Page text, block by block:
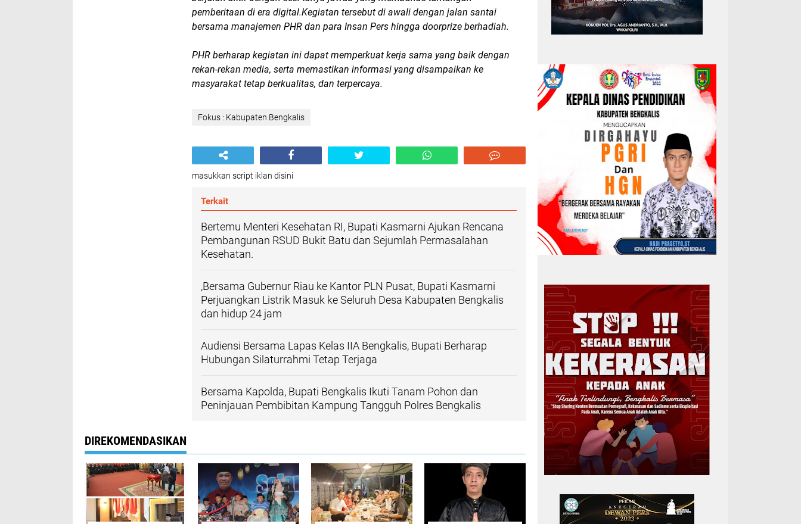
pemberitaan di era digital.Kegiatan tersebut di awali dengan jalan santai
bersama manajemen PHR dan para Insan Pers hingga doorprize berhadiah.
PHR berharap kegiatan ini dapat memperkuat kerja sama yang baik dengan
rekan-rekan media, serta memastikan informasi yang disampaikan ke
masyarakat tetap berkualitas, dan terpercaya.
Fokus : Kabupaten Bengkalis
masukkan script iklan disini
Terkait
Bertemu Menteri Kesehatan RI, Bupati Kasmarni Ajukan Rencana
Pembangunan RSUD Bukit Batu dan Sejumlah Permasalahan
Kesehatan.
,Bersama Gubernur Riau ke Kantor PLN Pusat, Bupati Kasmarni
Perjuangkan Listrik Masuk ke Seluruh Desa Kabupaten Bengkalis
dan hidup 24 jam
Audiensi Bersama Lapas Kelas IIA Bengkalis, Bupati Berharap
Hubungan Silaturrahmi Tetap Terjaga
Bersama Kapolda, Bupati Bengkalis Ikuti Tanam Pohon dan
Peninjauan Pembibitan Kampung Tangguh Polres Bengkalis
DIREKOMENDASIKAN